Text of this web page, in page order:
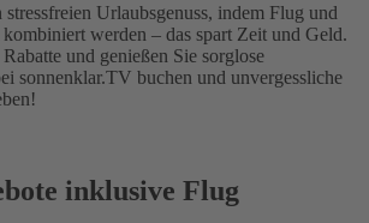
stressfreien Urlaubsgenuss, indem Flug und
werden – das spart Zeit und Geld.
und genießen Sie sorglose
sonnenklar.TV buchen und unvergessliche
inklusive Flug